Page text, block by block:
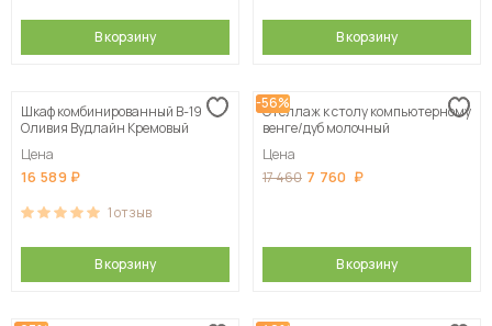
В корзину В корзину
Шкаф комбинированный В-19
Оливия Вудлайн Кремовый
Цена
16 589
1отзыв
В корзину
-56%
Стеллаж к столу компьютерному
венге/дуб молочный
Цена
17 460 7 760
В корзину